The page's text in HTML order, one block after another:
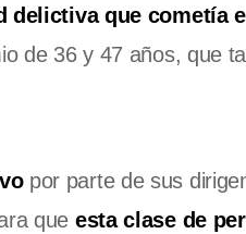
delictiva que cometía
de 36 y 47 años, que
por parte de sus
que esta clase de